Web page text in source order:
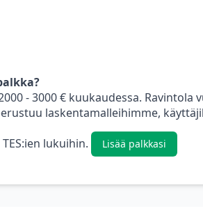
- 3000 € kuukaudessa. Ravintola
laskentamalleihimme,
lukuihin.
Lisää palkkasi